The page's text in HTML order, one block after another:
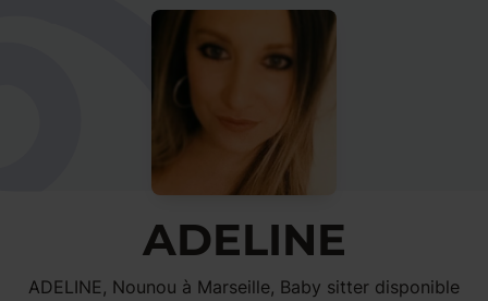
ADELINE
ADELINE, Nounou à Marseille, Baby sitter disponible